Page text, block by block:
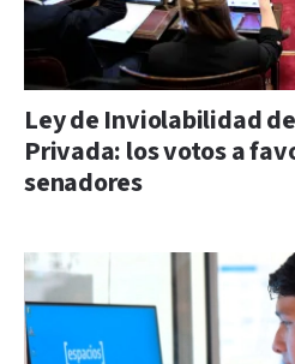
Ley de Inviolabilidad
Privada: los votos a
senadores